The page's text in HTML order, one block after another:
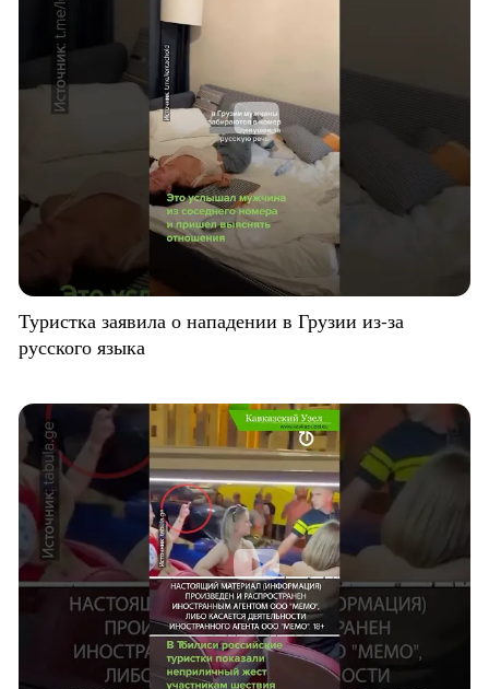
Туристка заявила о нападении в Грузии из-за
русского языка